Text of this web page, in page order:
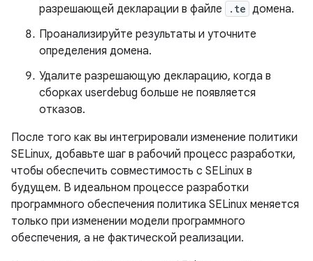
разрешающей декларации в файле
.te домена.
Проанализируйте результаты и уточните
определения домена.
Удалите разрешающую декларацию, когда в
сборках userdebug больше не появляется
отказов.
После того как вы интегрировали изменение политики
SELinux, добавьте шаг в рабочий процесс разработки,
чтобы обеспечить совместимость с SELinux в
будущем. В идеальном процессе разработки
программного обеспечения политика SELinux меняется
только при изменении модели программного
обеспечения, а не фактической реализации.